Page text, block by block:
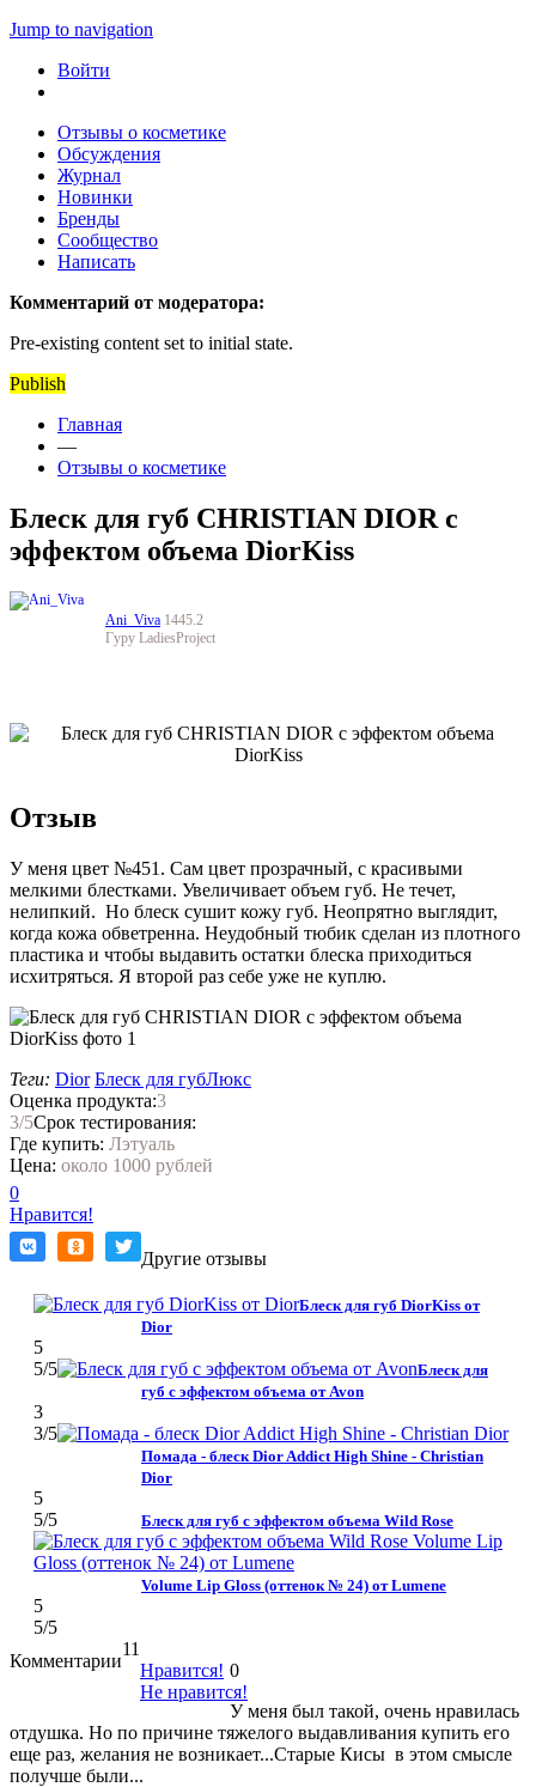
Jump to navigation
Войти
Отзывы о косметике
Обсуждения
Журнал
Новинки
Бренды
Сообщество
Написать
Комментарий от модератора:
Pre-existing content set to initial state.
Publish
Главная
—
Отзывы о косметике
Блеск для губ CHRISTIAN DIOR с
эффектом объема DiorKiss
Ani_Viva 1445.2
Гуру LadiesProject
Отзыв
У меня цвет №451. Сам цвет прозрачный, с красивыми
мелкими блестками. Увеличивает объем губ. Не течет,
нелипкий. Но блеск сушит кожу губ. Неопрятно выглядит,
когда кожа обветренна. Неудобный тюбик сделан из плотного
пластика и чтобы выдавить остатки блеска приходиться
исхитряться. Я второй раз себе уже не куплю.
Теги: Dior Блеск для губЛюкс
Оценка продукта:3
3/5Срок тестирования:
Где купить: Лэтуаль
Цена: около 1000 рублей
0
Нравится!
Другие отзывы
Блеск для губ DiorKiss от
Dior
5
5/5
Блеск для
губ с эффектом объема от Avon
3
3/5
Помада - блеск Dior Addict High Shine - Christian
Dior
5
5/5 Блеск для губ с эффектом объема Wild Rose
Volume Lip Gloss (оттенок № 24) от Lumene
5
5/5
Комментарии
11
Нравится!
Не нравится!
0
У меня был такой, очень нравилась
отдушка. Но по причине тяжелого выдавливания купить его
еще раз, желания не возникает...Старые Кисы в этом смысле
получше были...